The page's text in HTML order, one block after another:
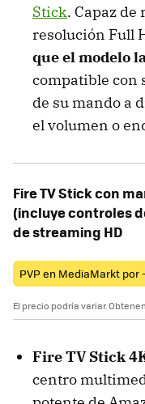
Stick. Capaz
resolución Full
que el modelo
compatible con
de su mando a
el volumen o
Fire TV Stick con
(incluye controles
de streaming HD
PVP en MediaMarkt por
El precio podría variar.
Fire TV Stick
centro